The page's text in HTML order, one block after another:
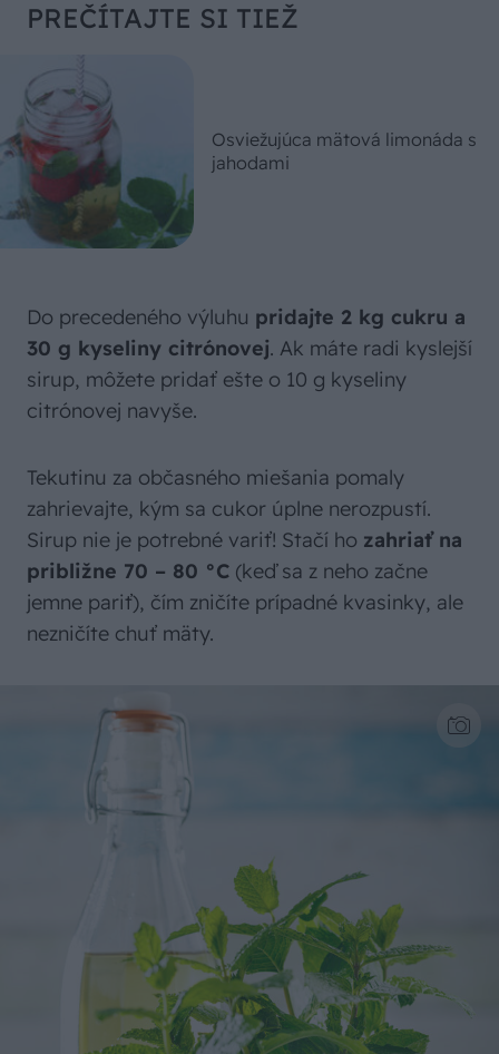
PREČÍTAJTE SI TIEŽ
Osviežujúca mätová limonáda s
jahodami
Do precedeného výluhu pridajte 2 kg cukru a
30 g kyseliny citrónovej. Ak máte radi kyslejší
sirup, môžete pridať ešte o 10 g kyseliny
citrónovej navyše.
Tekutinu za občasného miešania pomaly
zahrievajte, kým sa cukor úplne nerozpustí.
Sirup nie je potrebné variť! Stačí ho zahriať na
približne 70 – 80 °C (keď sa z neho začne
jemne pariť), čím zničíte prípadné kvasinky, ale
nezničíte chuť mäty.